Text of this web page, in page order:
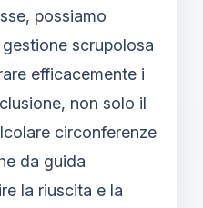
possiamo
scrupolosa
efficacemente i
non solo il
circonferenze
da guida
la riuscita e la